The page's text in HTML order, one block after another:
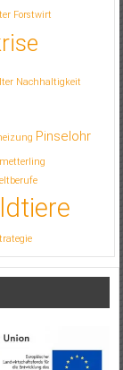
Forstwirt
Nachhaltigkeit
Pinselohr